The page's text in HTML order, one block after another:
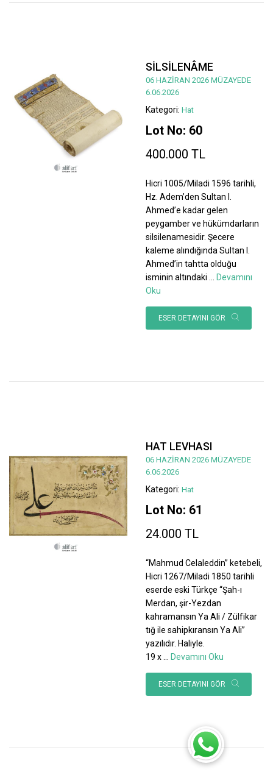
SİLSİLENÂME
06 HAZİRAN 2026 MÜZAYEDE
6.06.2026
Kategori: Hat
Lot No: 60
400.000 TL
Hicri 1005/Miladi 1596 tarihli,
Hz. Adem’den Sultan I.
Ahmed’e kadar gelen
peygamber ve hükümdarların
silsilenamesidir. Şecere
kaleme alındığında Sultan I.
Ahmed’in tahtta olduğu
isminin altındaki
Devamını
Oku
ESER DETAYINI GÖR
HAT LEVHASI
06 HAZİRAN 2026 MÜZAYEDE
6.06.2026
Kategori: Hat
Lot No: 61
24.000 TL
“Mahmud Celaleddin” ketebeli,
Hicri 1267/Miladi 1850 tarihli
eserde eski Türkçe “Şah-ı
Merdan, şir-Yezdan
kahramansın Ya Ali / Zülfikar
tığ ile sahipkıransın Ya Ali”
yazılıdır. Haliyle.
19 x
Devamını Oku
ESER DETAYINI GÖR